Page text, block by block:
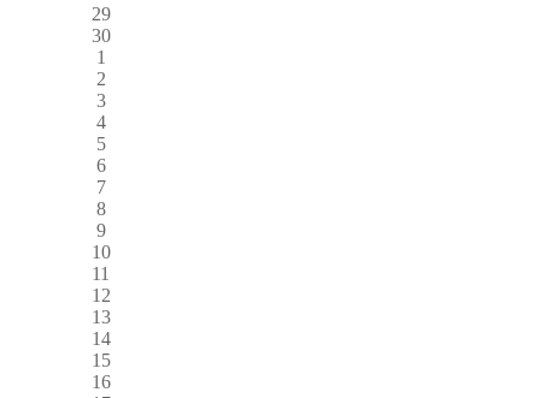
29
30
1
2
3
4
5
6
7
8
9
10
11
12
13
14
15
16